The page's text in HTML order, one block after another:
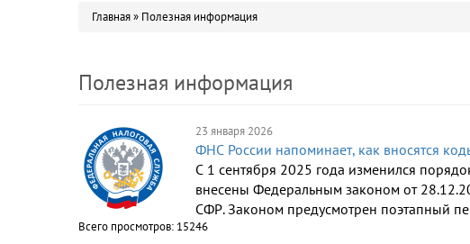
Главная» Полезная информация
Полезная информация
23 января 2026
ФНС России напоминает, как вносятся
С 1 сентября 2025 года изменился
внесены Федеральным законом от
СФР. Законом предусмотрен поэтапный
Всего просмотров: 15246